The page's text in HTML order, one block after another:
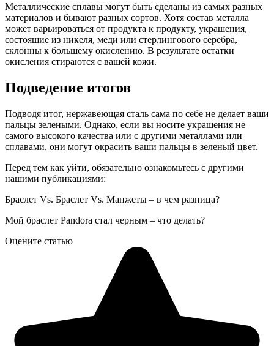
Металлические сплавы могут быть сделаны из самых разных
материалов и бывают разных сортов. Хотя состав металла
может варьироваться от продукта к продукту, украшения,
состоящие из никеля, меди или стерлингового серебра,
склонны к большему окислению. В результате остатки
окисления стираются с вашей кожи.
Подведение итогов
Подводя итог, нержавеющая сталь сама по себе не делает ваши
пальцы зелеными. Однако, если вы носите украшения не
самого высокого качества или с другими металлами или
сплавами, они могут окрасить ваши пальцы в зеленый цвет.
Перед тем как уйти, обязательно ознакомьтесь с другими
нашими публикациями:
Браслет Vs. Браслет Vs. Манжеты – в чем разница?
Мой браслет Pandora стал черным – что делать?
Оцените статью